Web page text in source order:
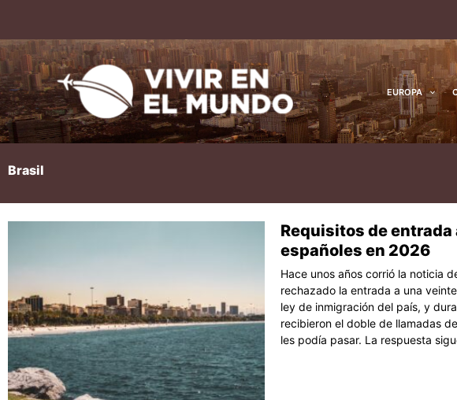
contenido
EUROPA
Brasil
Requisitos de
españoles en 2026
Hace unos años corrió la noticia
rechazado la entrada a una
ley de inmigración del país, y
recibieron el doble de llamadas
les podía pasar. La respuesta
Página
PáginaPáginaPáginaPágina